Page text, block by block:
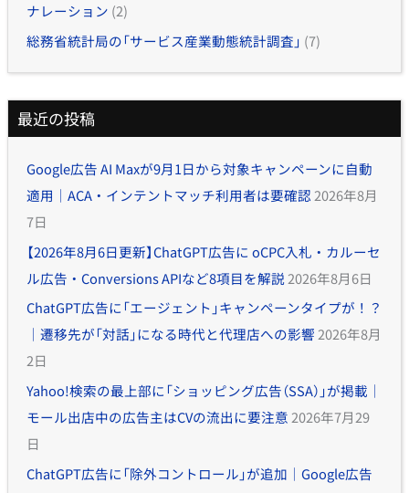
ナレーション (2)
総務省統計局の「サービス産業動態統計調査」 (7)
最近の投稿
Google広告 AI Maxが9月1日から対象キャンペーンに自動
適用｜ACA・インテントマッチ利用者は要確認 2026年8月
7日
【2026年8月6日更新】ChatGPT広告に oCPC入札・カルーセ
ル広告・Conversions APIなど8項目を解説2026年8月6日
ChatGPT広告に「エージェント」キャンペーンタイプが！？
｜遷移先が「対話」になる時代と代理店への影響2026年8月
2日
Yahoo!検索の最上部に「ショッピング広告（SSA）」が掲載｜
モール出店中の広告主はCVの流出に要注意 2026年7月29
日
ChatGPT広告に「除外コントロール」が追加｜Google広告